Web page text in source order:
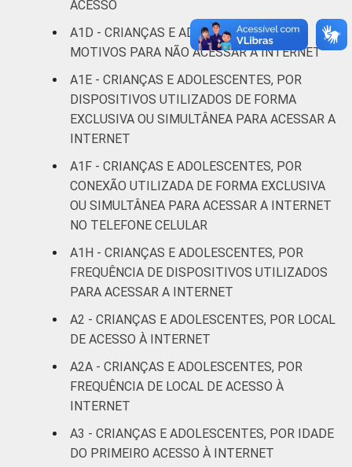
De 15 a 17
anos
0
RENDA
FAMILIAR
Até 1 SM 2
Mais de 2
SM até 3 SM
0
Mais de 3
SM
2
renda
0
Não sabe 0
CLASSE
AB
ACESSO
A1D - CRIANÇAS E ADOLESCENTES, POR
MOTIVOS PARA NÃO ACESSAR A INTERNET
A1E - CRIANÇAS E ADOLESCENTES, POR
DISPOSITIVOS UTILIZADOS DE FORMA
EXCLUSIVA OU SIMULTÂNEA PARA ACESSAR A
INTERNET
A1F - CRIANÇAS E ADOLESCENTES, POR
CONEXÃO UTILIZADA DE FORMA EXCLUSIVA
OU SIMULTÂNEA PARA ACESSAR A INTERNET
NO TELEFONE CELULAR
A1H - CRIANÇAS E ADOLESCENTES, POR
FREQUÊNCIA DE DISPOSITIVOS UTILIZADOS
PARA ACESSAR A INTERNET
A2 - CRIANÇAS E ADOLESCENTES, POR LOCAL
DE ACESSO À INTERNET
A2A - CRIANÇAS E ADOLESCENTES, POR
FREQUÊNCIA DE LOCAL DE ACESSO À
INTERNET
A3 - CRIANÇAS E ADOLESCENTES, POR IDADE
DO PRIMEIRO ACESSO À INTERNET